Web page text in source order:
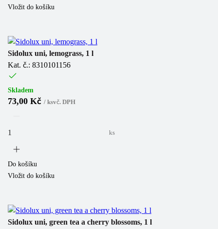
Vložit do košíku
Sidolux uni, lemograss, 1 l
Kat. č.: 8310101156
Skladem
73,00 Kč / ksvč. DPH
ks
Do košíku
Vložit do košíku
Sidolux uni, green tea a cherry blossoms, 1 l